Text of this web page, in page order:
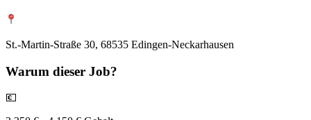
St.-Martin-Straße 30, 68535 Edingen-Neckarhausen
Warum dieser Job?
💶